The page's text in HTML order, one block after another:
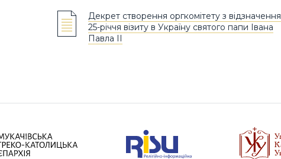
Декрет створення оргкомітету з відзначення
25-річчя візиту в Україну святого папи Івана
Павла ІІ